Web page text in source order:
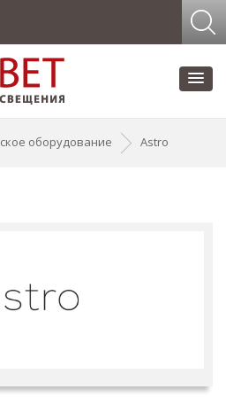
оборудование Astro